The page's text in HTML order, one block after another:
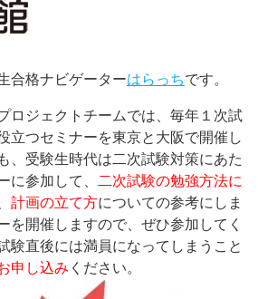
合格ナビゲーターはらっちです。
ロジェクトチームでは、毎年１次試
立つセミナーを東京と大阪で開催し
、受験生時代は二次試験対策にあた
に参加して、
二次試験の勉強方法に
計画の立て方についての参考にしま
を開催しますので、ぜひ参加してく
験直後には満員になってしまうこと
申し込み ください。